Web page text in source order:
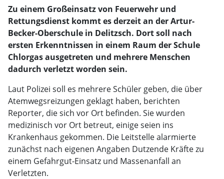
Zu einem Großeinsatz von Feuerwehr und
Rettungsdienst kommt es derzeit an der Artur-
Becker-Oberschule in Delitzsch. Dort soll nach
ersten Erkenntnissen in einem Raum der Schule
Chlorgas ausgetreten und mehrere Menschen
dadurch verletzt worden sein.
Laut Polizei soll es mehrere Schüler geben, die über
Atemwegsreizungen geklagt haben, berichten
Reporter, die sich vor Ort befinden. Sie wurden
medizinisch vor Ort betreut, einige seien ins
Krankenhaus gekommen. Die Leitstelle alarmierte
zunächst nach eigenen Angaben Dutzende Kräfte zu
einem Gefahrgut-Einsatz und Massenanfall an
Verletzten.